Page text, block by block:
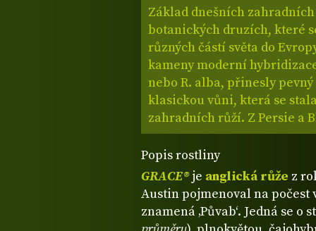
Základ dnešních
botanických druzích, které
různých částí světa do
kameny moderní
nebo R. alba, přinesly
klasickou vůni, která se
zahradních růží. Z Persie a
Popis rostliny
GRACE®je anglická růže z
Austin pojmenoval na
znamená ‚Půvab‘. Jedná se